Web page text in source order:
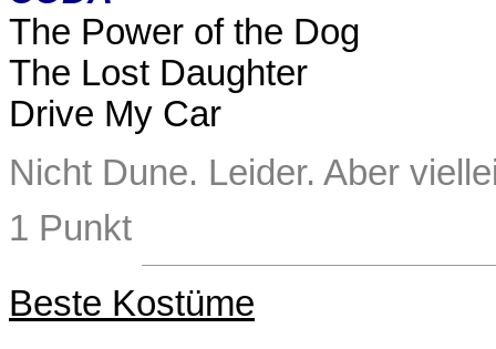
The Power of the Dog
The Lost Daughter
Drive My Car
Nicht Dune. Leider. Aber
1 Punkt
Beste Kostüme